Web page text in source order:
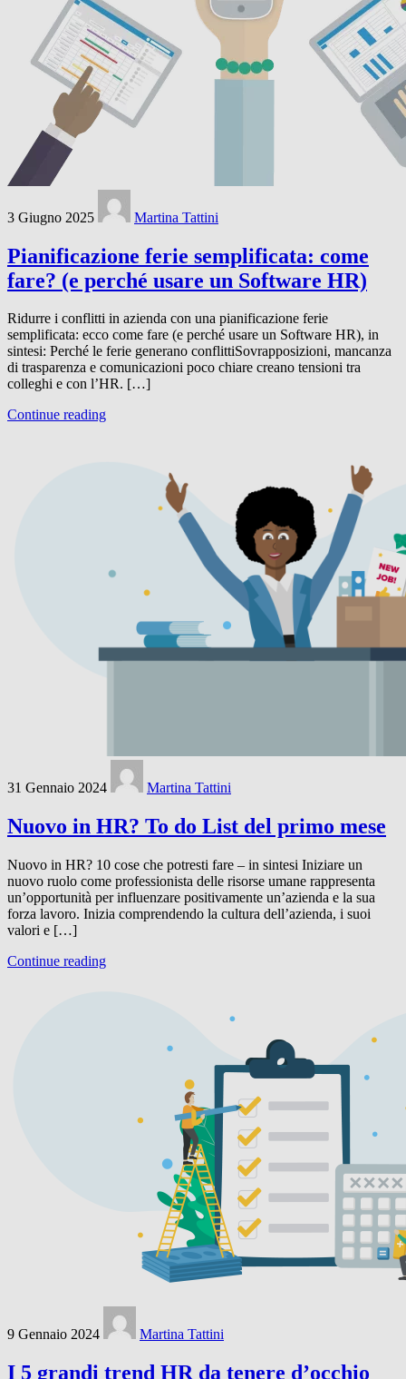
3 Giugno 2025 Martina Tattini
Pianificazione ferie semplificata: come
fare? (e perché usare un Software HR)
Ridurre i conflitti in azienda con una pianificazione ferie
semplificata: ecco come fare (e perché usare un Software HR), in
sintesi: Perché le ferie generano conflittiSovrapposizioni, mancanza
di trasparenza e comunicazioni poco chiare creano tensioni tra
colleghi e con l’HR. […]
Continue reading
31 Gennaio 2024 Martina Tattini
Nuovo in HR? To do List del primo mese
Nuovo in HR? 10 cose che potresti fare – in sintesi Iniziare un
nuovo ruolo come professionista delle risorse umane rappresenta
un’opportunità per influenzare positivamente un’azienda e la sua
forza lavoro. Inizia comprendendo la cultura dell’azienda, i suoi
valori e […]
Continue reading
9 Gennaio 2024 Martina Tattini
I 5 grandi trend HR da tenere d’occhio